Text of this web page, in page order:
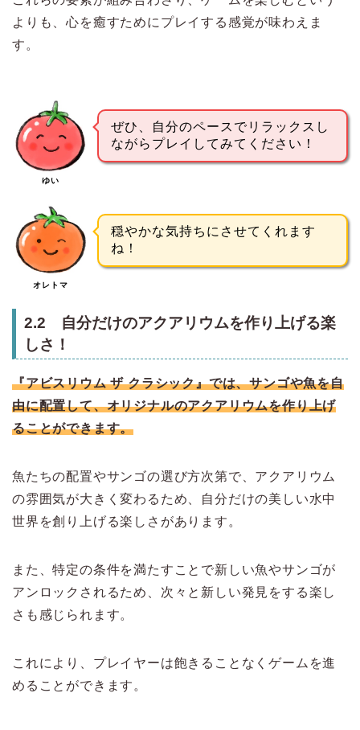
よりも、心を癒すためにプレイする感覚が味わえま
す。
ゆい
ぜひ、自分のペースでリラックスし
ながらプレイしてみてください！
オレトマ
穏やかな気持ちにさせてくれます
ね！
2.2 自分だけのアクアリウムを作り上げる楽
しさ！
『アビスリウム ザ クラシック』では、サンゴや魚を自
由に配置して、オリジナルのアクアリウムを作り上げ
ることができます。
魚たちの配置やサンゴの選び方次第で、アクアリウム
の雰囲気が大きく変わるため、自分だけの美しい水中
世界を創り上げる楽しさがあります。
また、特定の条件を満たすことで新しい魚やサンゴが
アンロックされるため、次々と新しい発見をする楽し
さも感じられます。
これにより、プレイヤーは飽きることなくゲームを進
めることができます。